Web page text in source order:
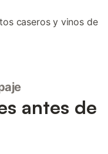
caseros y vinos de
antes de